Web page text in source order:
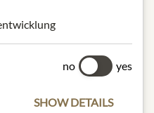
acids
no yes
SHOW DETAILS